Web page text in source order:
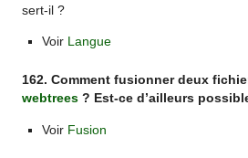
sert-il ?
Voir Langue
162. Comment fusionner deux
webtrees ? Est-ce d’ailleurs
Voir Fusion